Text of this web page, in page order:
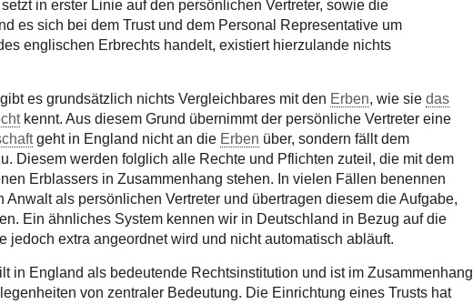
in erster Linie auf den persönlichen Vertreter, sowie die
es sich bei dem Trust und dem Personal Representative um
englischen Erbrechts handelt, existiert hierzulande nichts
es grundsätzlich nichts Vergleichbares mit den Erben, wie sie das
kennt. Aus diesem Grund übernimmt der persönliche Vertreter eine
geht in England nicht an die Erben über, sondern fällt dem
Diesem werden folglich alle Rechte und Pflichten zuteil, die mit dem
Erblassers in Zusammenhang stehen. In vielen Fällen benennen
Anwalt als persönlichen Vertreter und übertragen diesem die Aufgabe,
Ein ähnliches System kennen wir in Deutschland in Bezug auf die
jedoch extra angeordnet wird und nicht automatisch abläuft.
in England als bedeutende Rechtsinstitution und ist im Zusammenhang
von zentraler Bedeutung. Die Einrichtung eines Trusts hat